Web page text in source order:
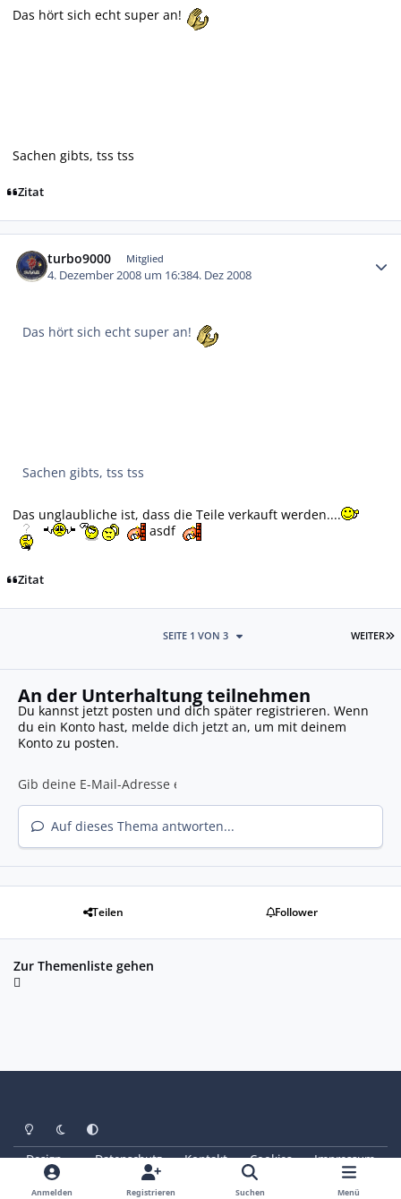
Das hört sich echt super an!
Sachen gibts, tss tss
Zitat
turbo9000 Mitglied
4. Dezember 2008 um 16:384. Dez 2008
Das hört sich echt super an!
Sachen gibts, tss tss
Das unglaubliche ist, dass die Teile verkauft werden....
asdf
Zitat
WEITER
SEITE 1 VON 3
An der Unterhaltung teilnehmen
Du kannst jetzt posten und dich später registrieren. Wenn
du ein Konto hast, melde dich jetzt an, um mit deinem
Konto zu posten.
Auf dieses Thema antworten...
Teilen Follower
Zur Themenliste gehen
Heller ModusDunkler Modus
Systemeinstellung
Design Datenschutz Kontakt Cookies
Impressum
© Copyright 2025 - SAABoteure e. V.
Powered by Invision Community
Anmelden Registrieren Suchen Menü